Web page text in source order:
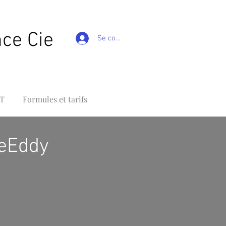
Cie Se connecter
Formules et tarifs